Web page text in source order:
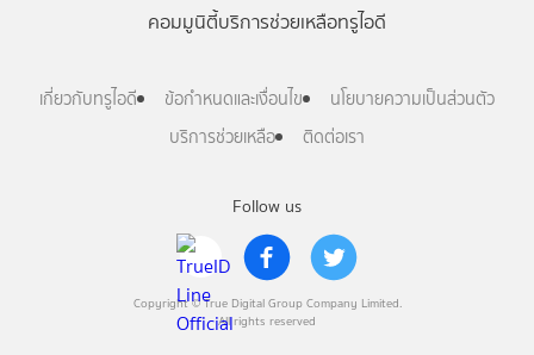
Follow us
Copyright © True Digital Group Company Limited.
All rights reserved
คอมมูนิตี้บริการช่วยเหลือทรูไอดี
เกี่ยวกับทรูไอดี ข้อกำหนดและเงื่อนไข
นโยบายความเป็นส่วนตัว
บริการช่วยเหลือ
ติดต่อเรา